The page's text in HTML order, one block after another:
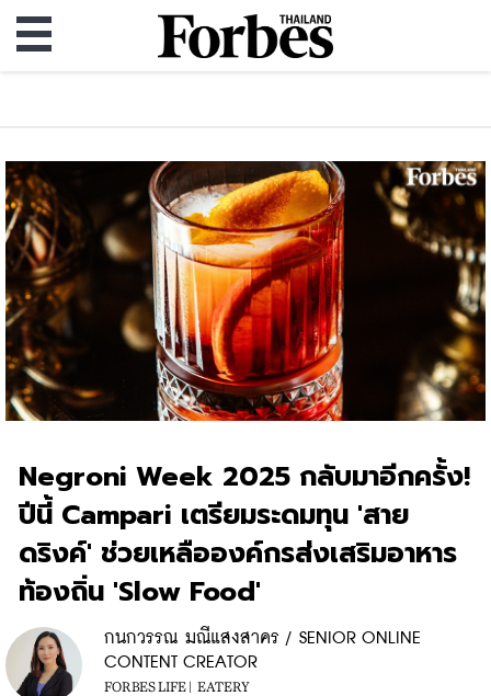
Negroni Week 2025 กลับมาอีกครั้ง!
ปีนี้ Campari เตรียมระดมทุน 'สาย
ดริงค์' ช่วยเหลือองค์กรส่งเสริมอาหาร
ท้องถิ่น 'Slow Food'
กนกวรรณ มณีแสงสาคร / SENIOR ONLINE
CONTENT CREATOR
FORBES LIFE | EATERY